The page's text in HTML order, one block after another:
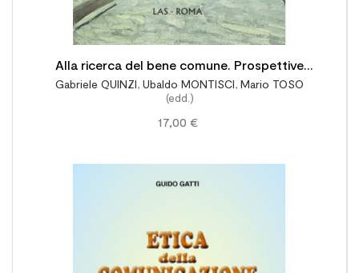
Alla ricerca del bene comune. Prospettive
teoretiche e implicazioni pedagogiche per una
Gabriele QUINZI, Ubaldo MONTISCI, Mario TOSO
(edd.)
17,00 €